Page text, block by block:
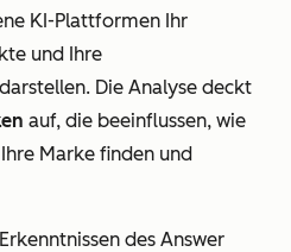
KI-Plattformen Ihr
und Ihre
Die Analyse deckt
auf, die beeinflussen, wie
Marke finden und
des Answer